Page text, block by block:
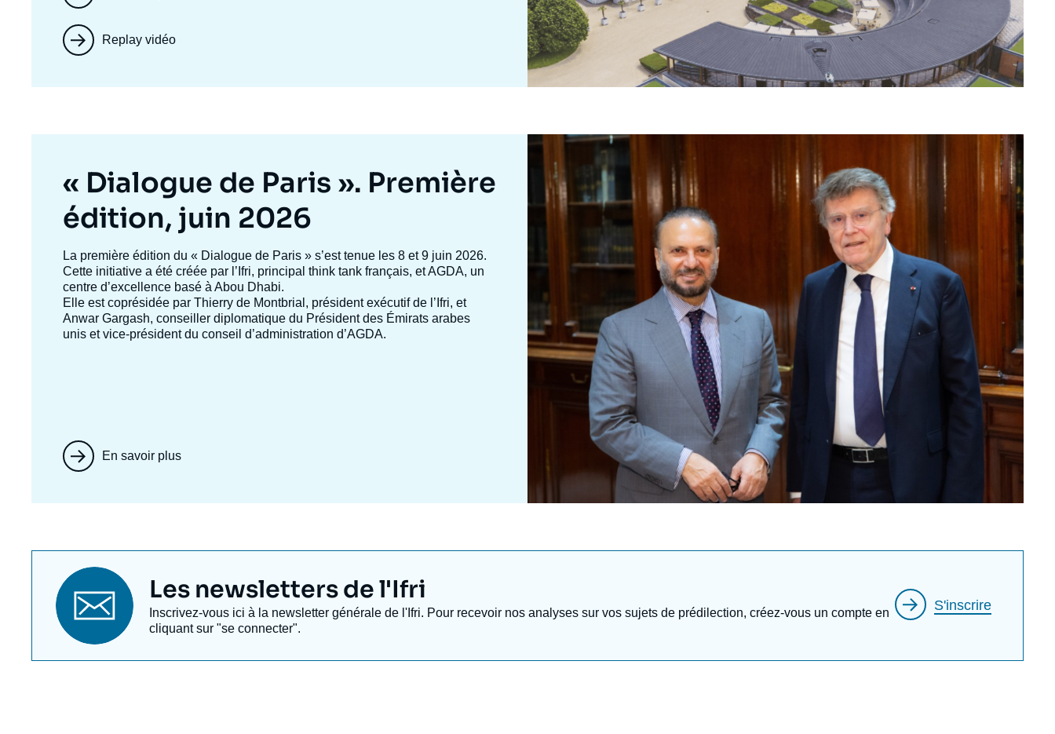
Replay vidéo
Titre
mis
en
avant
« Dialogue de Paris ». Première
édition, juin 2026
Texte
accroche
La première édition du « Dialogue de Paris » s’est tenue les 8 et 9 juin 2026.
Cette initiative a été créée par l’Ifri, principal think tank français, et AGDA, un
centre d’excellence basé à Abou Dhabi.
Elle est coprésidée par Thierry de Montbrial , président exécutif de l’Ifri, et
Anwar Gargash, conseiller diplomatique du Président des Émirats arabes
unis et vice-président du conseil d’administration d’AGDA.
En savoir plus
Image
avant
Titre
newsletter
Les newsletters de l'Ifri
Texte
Newsletter
Inscrivez-vous ici à la newsletter générale de l'Ifri. Pour recevoir nos analyses sur vos sujets de prédilection, créez-vous un compte en
cliquant sur "se connecter".
S'inscrire